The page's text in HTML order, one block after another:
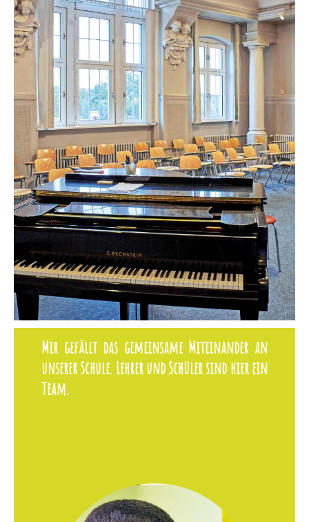
Mir gefällt das gemeinsame Miteinander an
unserer Schule. Lehrer und Schüler sind hier ein
Team.